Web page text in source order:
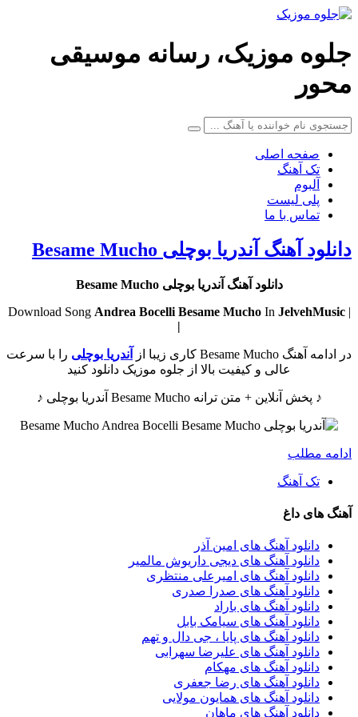
جلوه موزیک، رسانه موسیقی
محور
صفحه اصلی
تک آهنگ
آلبوم
پلی لیست
تماس با ما
دانلود آهنگ آندریا بوچلی Besame Mucho
دانلود آهنگ آندریا بوچلی Besame Mucho
| Download Song
Andrea Bocelli Besame MuchoIn JelvehMusic
|
در ادامه آهنگ Besame Mucho کاری زیبا از آندریا بوچلی را با سرعت
عالی و کیفیت بالا از جلوه موزیک دانلود کنید
♪ پخش آنلاین + متن ترانه Besame Mucho آندریا بوچلی ♪
ادامه مطلب
تک آهنگ
آهنگ های داغ
دانلود آهنگ های امین آذر
دانلود آهنگ های دیجی داریوش مالمیر
دانلود آهنگ های امیرعلی منتظری
دانلود آهنگ های صدرا صدری
دانلود آهنگ های باراد
دانلود آهنگ های سیامک بابل
دانلود آهنگ های پایا ، جی دال و تهم
دانلود آهنگ های علیرضا سهرابی
دانلود آهنگ های مهکام
دانلود آهنگ های رضا جعفری
دانلود آهنگ های همایون مولایی
دانلود آهنگ های ماهان